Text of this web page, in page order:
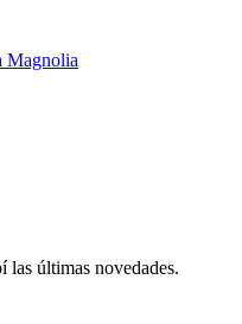
las últimas novedades.